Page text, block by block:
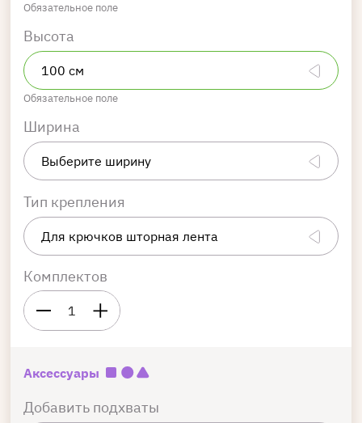
Обязательное поле
Высота
Обязательное поле
Ширина
Тип крепления
Комплектов
1
Аксессуары
Добавить подхваты